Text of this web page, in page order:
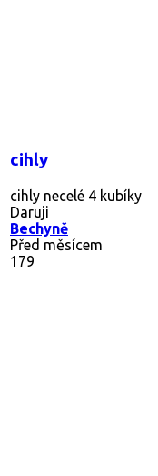
cihly
cihly necelé 4 kubíky
Daruji
Bechyně
Před měsícem
179